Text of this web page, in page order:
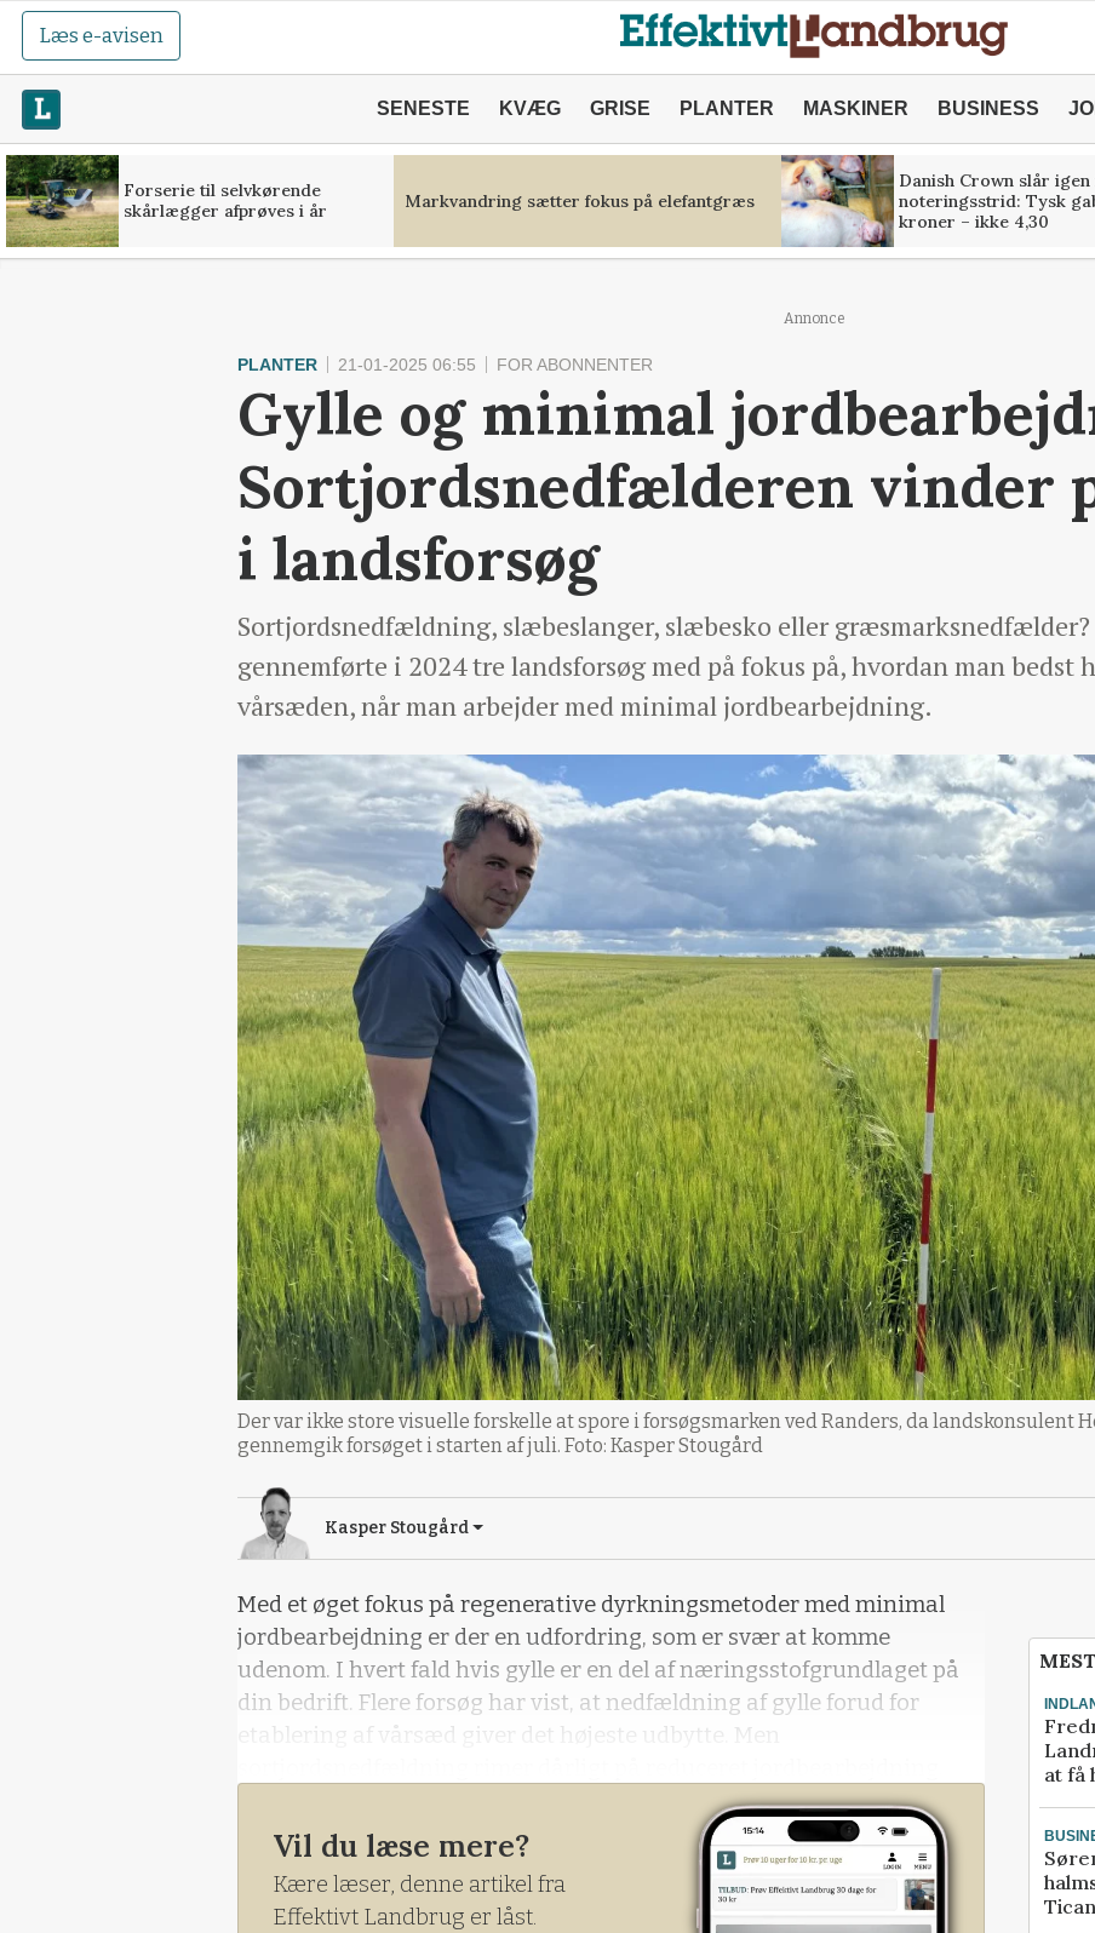
Læs e-avisen
SENESTE KVÆG GRISE PLANTER MASKINER BUSINESS
Forserie til selvkørende
skårlægger afprøves i år
Markvandring sætter fokus på elefantgræs
Danish Crown slår igen
noteringsstrid: Tysk
kroner – ikke 4,30
Annonce
PLANTER 21-01-2025 06:55 FOR ABONNENTER
Gylle og minimal
Sortjordsnedfælderen vinder
i landsforsøg
Sortjordsnedfældning, slæbeslanger, slæbesko eller
gennemførte i 2024 tre landsforsøg med på fokus på, hvordan man bedst
vårsæden, når man arbejder med minimal jordbearbejdning.
Der var ikke store visuelle forskelle at spore i forsøgsmarken ved Randers, da landskonsulent
gennemgik forsøget i starten af juli. Foto: Kasper Stougård
Kasper Stougård
Med et øget fokus på regenerative dyrkningsmetoder med minimal
jordbearbejdning er der en udfordring, som er svær at komme
udenom. I hvert fald hvis gylle er en del af næringsstofgrundlaget på
din bedrift. Flere forsøg har vist, at nedfældning af gylle forud for
etablering af vårsæd giver det højeste udbytte. Men
Vil du læse mere?
Kære læser, denne artikel fra
Effektivt Landbrug er låst.
at få
Tican